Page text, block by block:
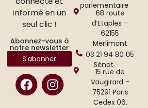
informé en un
seul clic !
Abonnez-vous à
notre newsletter
S'abonner
parlementaire
68 route
d’Etaples –
62155
Merlimont
03 21 94 80 05
Sénat
15 rue de
Vaugirard –
75291 Paris
Cedex 06.